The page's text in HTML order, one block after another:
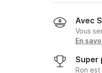
Avec
Vous
En
Super
Ron